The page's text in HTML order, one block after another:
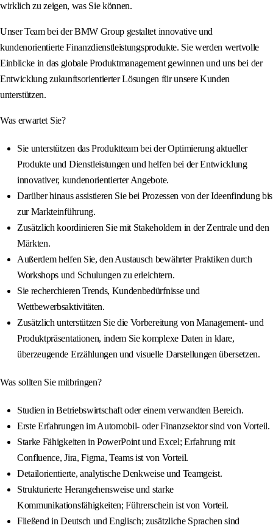
wirklich zu zeigen, was Sie können.
Unser Team bei der BMW Group gestaltet innovative und
kundenorientierte Finanzdienstleistungsprodukte. Sie werden wertvolle
Einblicke in das globale Produktmanagement gewinnen und uns bei der
Entwicklung zukunftsorientierter Lösungen für unsere Kunden
unterstützen.
Was erwartet Sie?
Sie unterstützen das Produktteam bei der Optimierung aktueller
Produkte und Dienstleistungen und helfen bei der Entwicklung
innovativer, kundenorientierter Angebote.
Darüber hinaus assistieren Sie bei Prozessen von der Ideenfindung bis
zur Markteinführung.
Zusätzlich koordinieren Sie mit Stakeholdern in der Zentrale und den
Märkten.
Außerdem helfen Sie, den Austausch bewährter Praktiken durch
Workshops und Schulungen zu erleichtern.
Sie recherchieren Trends, Kundenbedürfnisse und
Wettbewerbsaktivitäten.
Zusätzlich unterstützen Sie die Vorbereitung von Management- und
Produktpräsentationen, indem Sie komplexe Daten in klare,
überzeugende Erzählungen und visuelle Darstellungen übersetzen.
Was sollten Sie mitbringen?
Studien in Betriebswirtschaft oder einem verwandten Bereich.
Erste Erfahrungen im Automobil- oder Finanzsektor sind von Vorteil.
Starke Fähigkeiten in PowerPoint und Excel; Erfahrung mit
Confluence, Jira, Figma, Teams ist von Vorteil.
Detailorientierte, analytische Denkweise und Teamgeist.
Strukturierte Herangehensweise und starke
Kommunikationsfähigkeiten; Führerschein ist von Vorteil.
Fließend in Deutsch und Englisch; zusätzliche Sprachen sind